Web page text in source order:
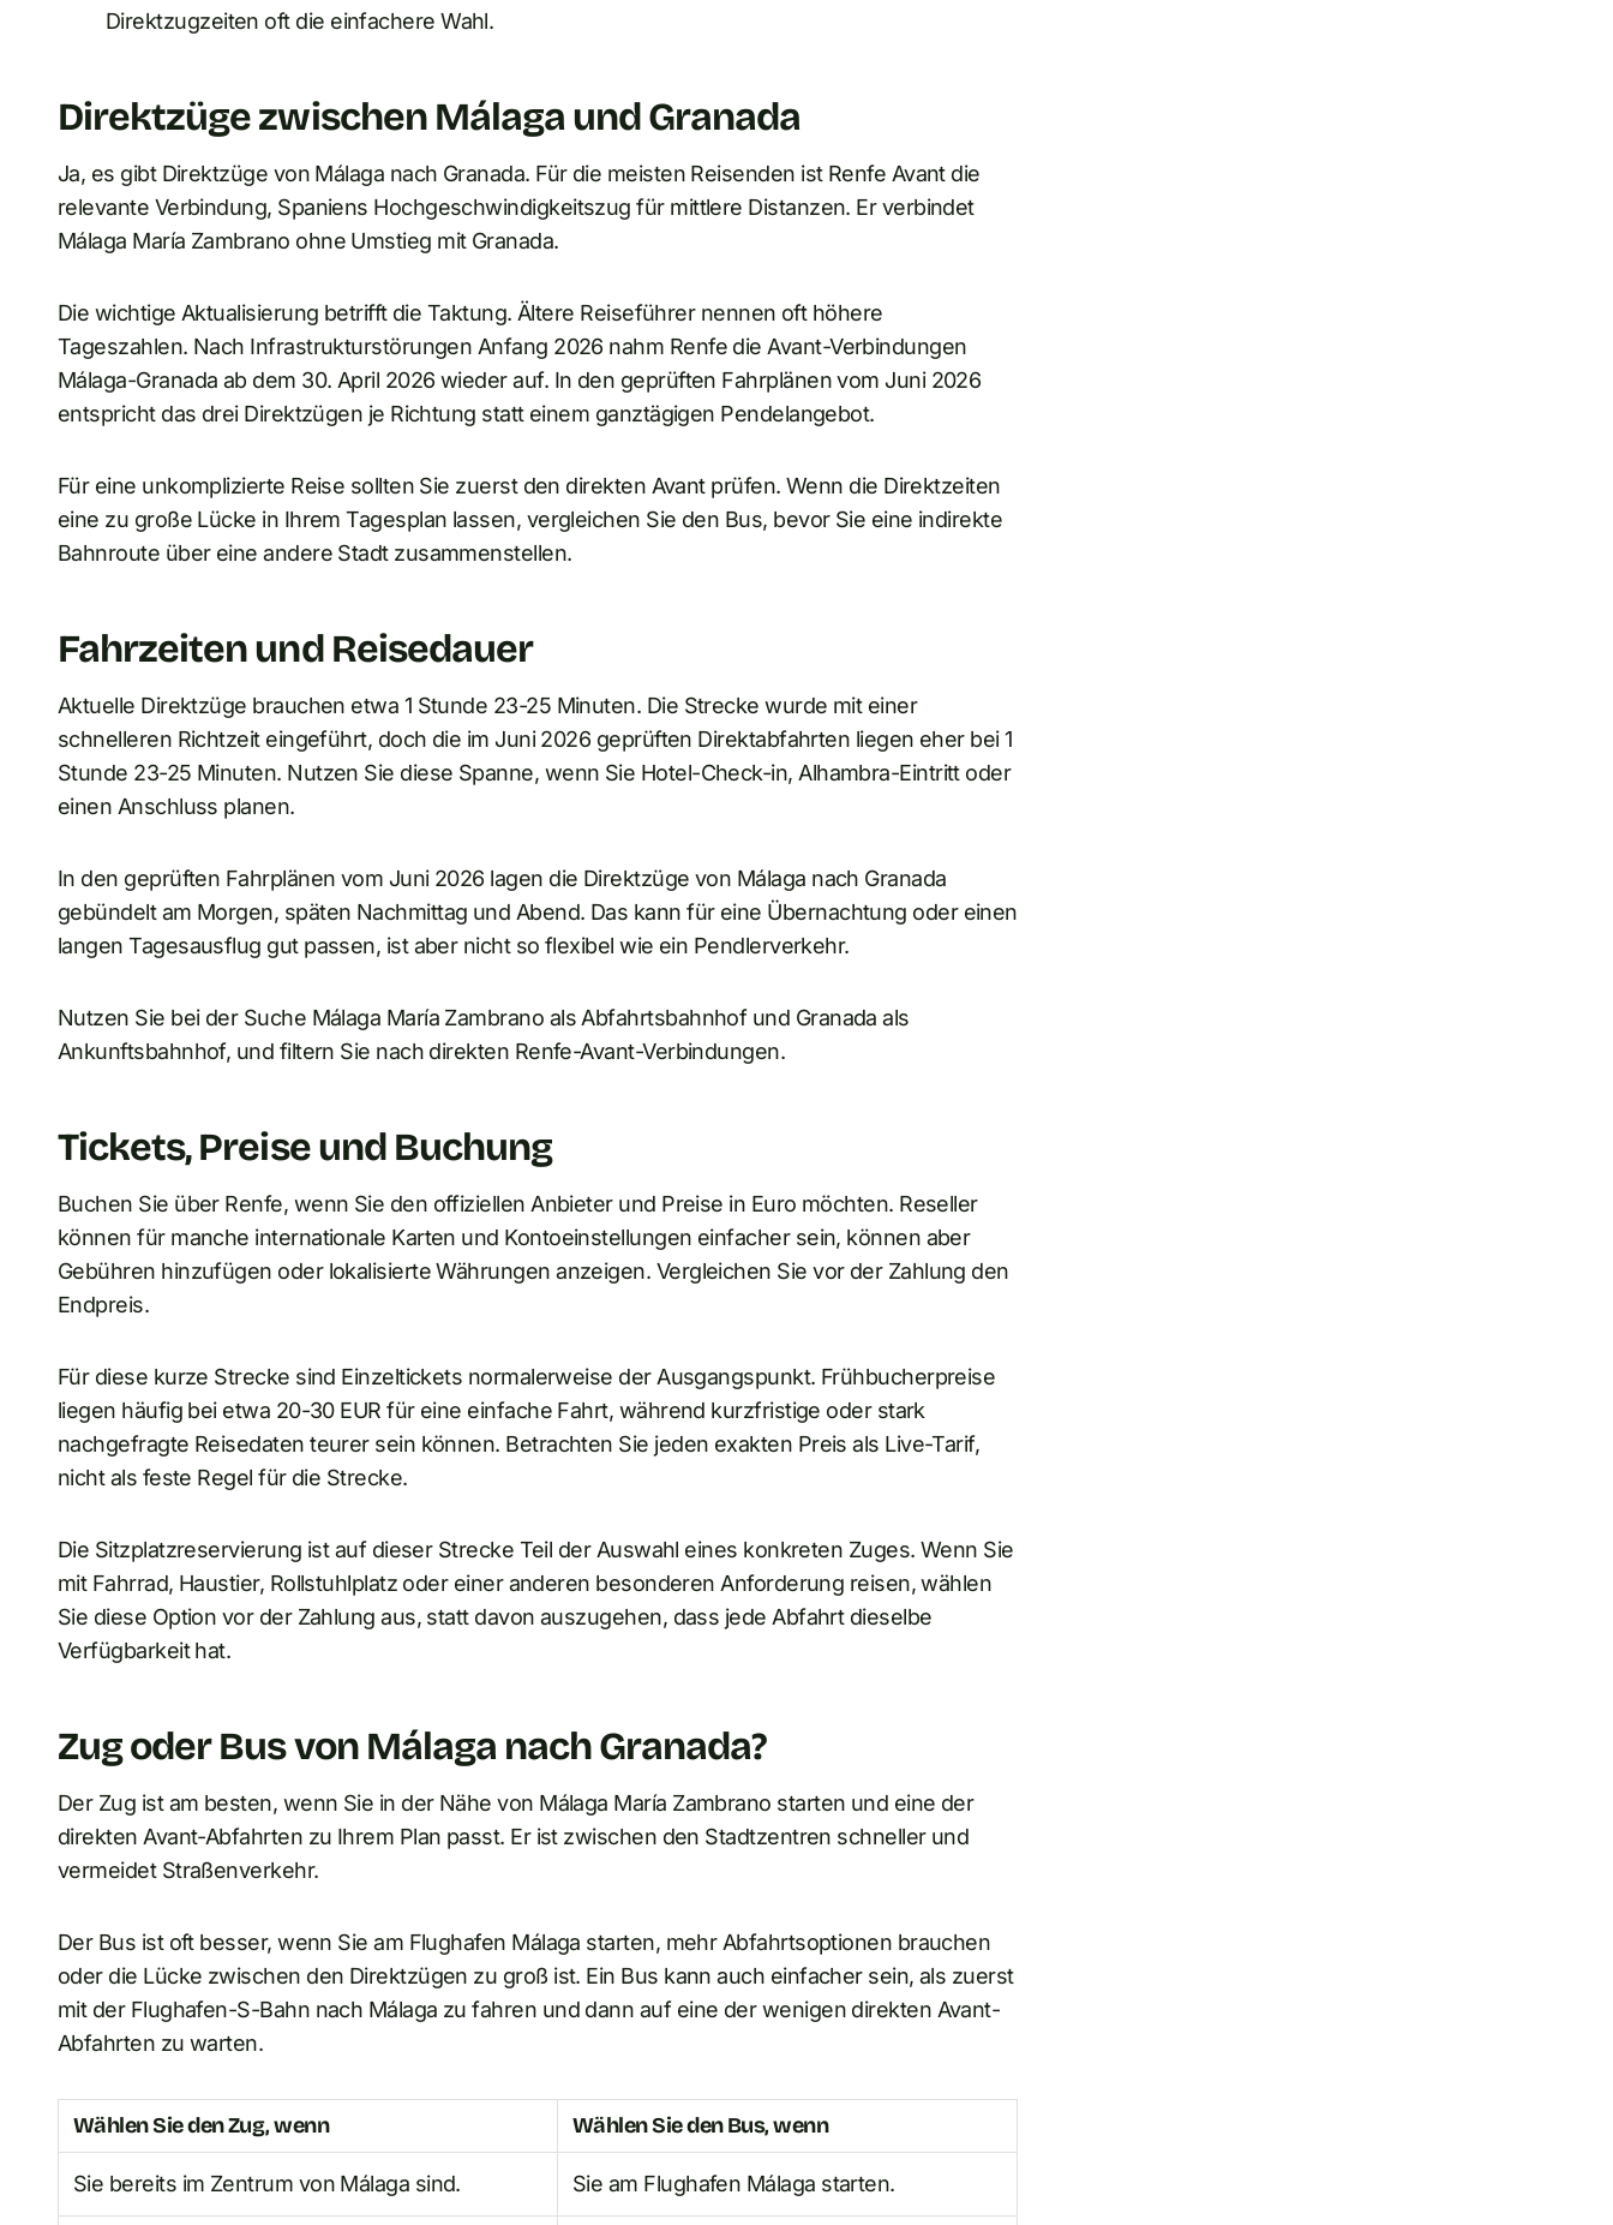
Direktzugzeiten oft die einfachere Wahl.
Direktzüge zwischen Málaga und Granada
Ja, es gibt Direktzüge von Málaga nach Granada. Für die meisten Reisenden ist Renfe Avant die
relevante Verbindung, Spaniens Hochgeschwindigkeitszug für mittlere Distanzen. Er verbindet
Málaga María Zambrano ohne Umstieg mit Granada.
Die wichtige Aktualisierung betrifft die Taktung. Ältere Reiseführer nennen oft höhere
Tageszahlen. Nach Infrastrukturstörungen Anfang 2026 nahm Renfe die Avant-Verbindungen
Málaga-Granada ab dem 30. April 2026 wieder auf. In den geprüften Fahrplänen vom Juni 2026
entspricht das drei Direktzügen je Richtung statt einem ganztägigen Pendelangebot.
Für eine unkomplizierte Reise sollten Sie zuerst den direkten Avant prüfen. Wenn die Direktzeiten
eine zu große Lücke in Ihrem Tagesplan lassen, vergleichen Sie den Bus, bevor Sie eine indirekte
Bahnroute über eine andere Stadt zusammenstellen.
Fahrzeiten und Reisedauer
Aktuelle Direktzüge brauchen etwa 1 Stunde 23-25 Minuten. Die Strecke wurde mit einer
schnelleren Richtzeit eingeführt, doch die im Juni 2026 geprüften Direktabfahrten liegen eher bei 1
Stunde 23-25 Minuten. Nutzen Sie diese Spanne, wenn Sie Hotel-Check-in, Alhambra-Eintritt oder
einen Anschluss planen.
In den geprüften Fahrplänen vom Juni 2026 lagen die Direktzüge von Málaga nach Granada
gebündelt am Morgen, späten Nachmittag und Abend. Das kann für eine Übernachtung oder einen
langen Tagesausflug gut passen, ist aber nicht so flexibel wie ein Pendlerverkehr.
Nutzen Sie bei der Suche Málaga María Zambrano als Abfahrtsbahnhof und Granada als
Ankunftsbahnhof, und filtern Sie nach direkten Renfe-Avant-Verbindungen.
Tickets, Preise und Buchung
Buchen Sie über Renfe, wenn Sie den offiziellen Anbieter und Preise in Euro möchten. Reseller
können für manche internationale Karten und Kontoeinstellungen einfacher sein, können aber
Gebühren hinzufügen oder lokalisierte Währungen anzeigen. Vergleichen Sie vor der Zahlung den
Endpreis.
Für diese kurze Strecke sind Einzeltickets normalerweise der Ausgangspunkt. Frühbucherpreise
liegen häufig bei etwa 20-30 EUR für eine einfache Fahrt, während kurzfristige oder stark
nachgefragte Reisedaten teurer sein können. Betrachten Sie jeden exakten Preis als Live-Tarif,
nicht als feste Regel für die Strecke.
Die Sitzplatzreservierung ist auf dieser Strecke Teil der Auswahl eines konkreten Zuges. Wenn Sie
mit Fahrrad, Haustier, Rollstuhlplatz oder einer anderen besonderen Anforderung reisen, wählen
Sie diese Option vor der Zahlung aus, statt davon auszugehen, dass jede Abfahrt dieselbe
Verfügbarkeit hat.
Zug oder Bus von Málaga nach Granada?
Der Zug ist am besten, wenn Sie in der Nähe von Málaga María Zambrano starten und eine der
direkten Avant-Abfahrten zu Ihrem Plan passt. Er ist zwischen den Stadtzentren schneller und
vermeidet Straßenverkehr.
Der Bus ist oft besser, wenn Sie am Flughafen Málaga starten, mehr Abfahrtsoptionen brauchen
oder die Lücke zwischen den Direktzügen zu groß ist. Ein Bus kann auch einfacher sein, als zuerst
mit der Flughafen-S-Bahn nach Málaga zu fahren und dann auf eine der wenigen direkten Avant-
Abfahrten zu warten.
Wählen Sie den Zug, wenn Wählen Sie den Bus, wenn
Sie bereits im Zentrum von Málaga sind. Sie am Flughafen Málaga starten.